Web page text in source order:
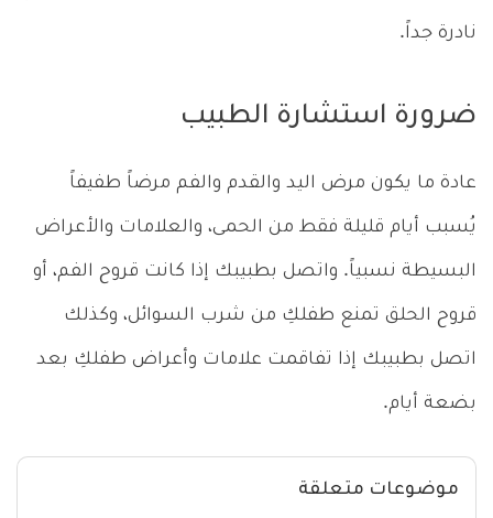
نادرة جداً.
ضرورة استشارة الطبيب
عادة ما يكون مرض اليد والقدم والفم مرضاً طفيفاً
يُسبب أيام قليلة فقط من الحمى، والعلامات والأعراض
البسيطة نسبياً. واتصل بطبيبك إذا كانت قروح الفم، أو
قروح الحلق تمنع طفلكِ من شرب السوائل، وكذلك
اتصل بطبيبك إذا تفاقمت علامات وأعراض طفلكِ بعد
بضعة أيام.
موضوعات متعلقة